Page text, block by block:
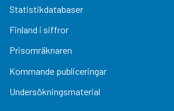
Statistikdatabaser
Finland i siffror
Prisomräknaren
Kommande publiceringar
Undersökningsmaterial